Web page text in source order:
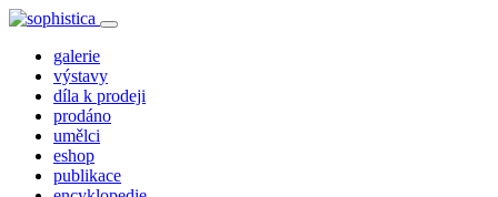
galerie
výstavy
díla k prodeji
prodáno
umělci
eshop
publikace